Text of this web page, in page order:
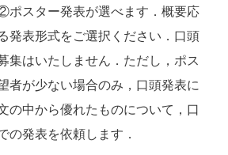
スター発表が選べます．概要応
発表形式をご選択ください．口頭
集はいたしません．ただし，ポス
者が少ない場合のみ，口頭発表に
の中から優れたものについて，口
の発表を依頼します．